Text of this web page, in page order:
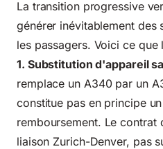
La transition progressive
générer inévitablement des
les passagers. Voici ce
1. Substitution d'appareil
remplace un A340 par un
constitue pas en principe
remboursement. Le contrat
liaison Zurich-Denver, pas